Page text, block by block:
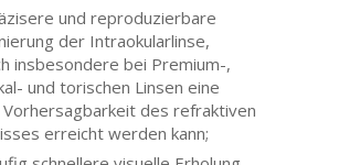
und reproduzierbare
der Intraokularlinse,
insbesondere bei Premium-,
und torischen Linsen eine
des refraktiven
erreicht werden kann;